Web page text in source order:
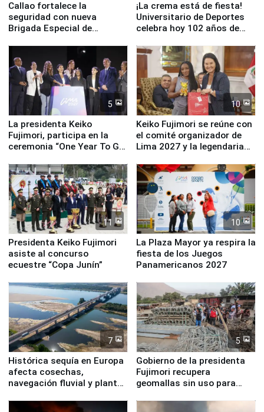
Callao fortalece la
seguridad con nueva
Brigada Especial de
equipamiento para
Serenazgo
¡La crema está de fiesta!
Universitario de Deportes
celebra hoy 102 años de
5
La presidenta Keiko
Fujimori, participa en la
ceremonia “One Year To Go
10
Keiko Fujimori se reúne con
el comité organizador de
Lima 2027 y la legendaria
11
Presidenta Keiko Fujimori
asiste al concurso
ecuestre “Copa Junín”
10
La Plaza Mayor ya respira la
fiesta de los Juegos
Panamericanos 2027
7
Histórica sequía en Europa
afecta cosechas,
navegación fluvial y plantas
5
Gobierno de la presidenta
Fujimori recupera
geomallas sin uso para
Fenómeno El Niño